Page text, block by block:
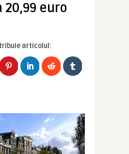
20,99 euro
articolul: